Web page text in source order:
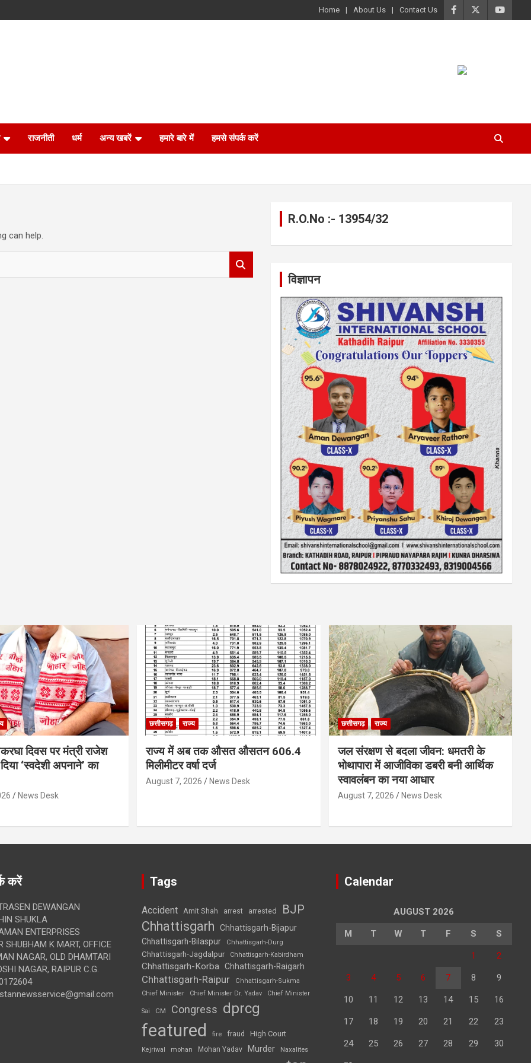
Home About Us Contact Us
राजनीती धर्म अन्य खबरें हमारे बारे में हमसे संपर्क करें
can help.
R.O.No :- 13954/32
विज्ञापन
दिवस पर मंत्री राजेश
‘स्वदेशी अपनाने’ का
News Desk
छत्तीसगढ़ राज्य
राज्य में अब तक औसत औसतन 606.4
मिलीमीटर वर्षा दर्ज
August 7, 2026 News Desk
छत्तीसगढ़ राज्य
जल संरक्षण से बदला जीवन: धमतरी के
भोथापारा में आजीविका डबरी बनी आर्थिक
स्वावलंबन का नया आधार
August 7, 2026 News Desk
करें
DEWANGAN
SHUKLA
ENTERPRISES
SHUBHAM K MART, OFFICE
NAGAR, OLD DHAMTARI
NAGAR, RAIPUR C.G.
Tags
Accident Amit Shah arrest arrested BJP
Chhattisgarh
Chhattisgarh-Bijapur
Chhattisgarh-Bilaspur
Chhattisgarh-Durg
Chhattisgarh-Jagdalpur Chhattisgarh-Kabirdham
Chhattisgarh-Korba Chhattisgarh-Raigarh
Chhattisgarh-Raipur
Chhattisgarh-Sukma
Chief Minister
Chief Minister Dr. Yadav Chief Minister
Sai CM Congress dprcg
featured fire fraud High Court
Kejriwal mohan Mohan Yadav Murder Naxalites
Calendar
AUGUST 2026
M T W T F S S
1 2
3 4 5 6 7 8 9
10 11 12 13 14 15 16
17 18 19 20 21 22 23
24 25 26 27 28 29 30